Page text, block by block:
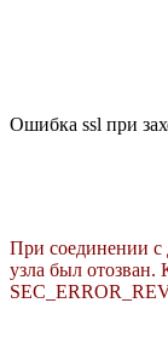
Ошибка ssl при
При соединении
узла был отозван.